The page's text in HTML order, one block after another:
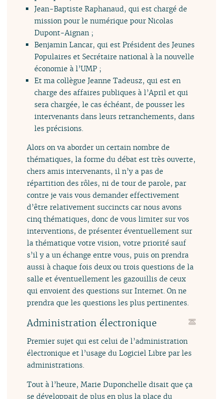
Jean-Baptiste Raphanaud, qui est chargé de
mission pour le numérique pour Nicolas
Dupont-Aignan ;
Benjamin Lancar, qui est Président des Jeunes
Populaires et Secrétaire national à la nouvelle
économie à l’UMP ;
Et ma collègue Jeanne Tadeusz, qui est en
charge des affaires publiques à l’April et qui
sera chargée, le cas échéant, de pousser les
intervenants dans leurs retranchements, dans
les précisions.
Alors on va aborder un certain nombre de
thématiques, la forme du débat est très ouverte,
chers amis intervenants, il n’y a pas de
répartition des rôles, ni de tour de parole, par
contre je vais vous demander effectivement
d’être relativement succincts car nous avons
cinq thématiques, donc de vous limiter sur vos
interventions, de présenter éventuellement sur
la thématique votre vision, votre priorité sauf
s’il y a un échange entre vous, puis on prendra
aussi à chaque fois deux ou trois questions de la
salle et éventuellement les gazouillis de ceux
qui envoient des questions sur Internet. On ne
prendra que les questions les plus pertinentes.
Administration électronique
Premier sujet qui est celui de l’administration
électronique et l’usage du Logiciel Libre par les
administrations.
Tout à l’heure, Marie Duponchelle disait que ça
se développait de plus en plus la place du